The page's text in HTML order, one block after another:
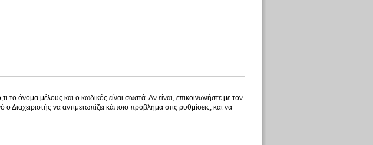
όνομα μέλους και ο κωδικός είναι σωστά. Αν είναι, επικοινωνήστε με τον
ο Διαχειριστής να αντιμετωπίζει κάποιο πρόβλημα στις ρυθμίσεις, και να